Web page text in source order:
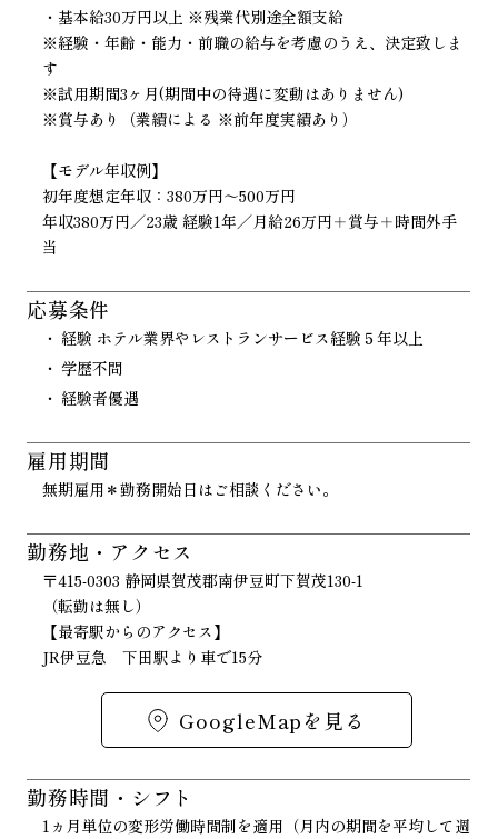
・基本給30万円以上 ※残業代別途全額支給
※経験・年齢・能力・前職の給与を考慮のうえ、決定致しま
す
※試用期間3ヶ月(期間中の待遇に変動はありません)
※賞与あり（業績による ※前年度実績あり）
【モデル年収例】
初年度想定年収：380万円～500万円
年収380万円／23歳 経験1年／月給26万円＋賞与＋時間外手
当
応募条件
経験 ホテル業界やレストランサービス経験５年以上
学歴不問
経験者優遇
雇用期間
無期雇用＊勤務開始日はご相談ください。
勤務地・アクセス
〒415-0303 静岡県賀茂郡南伊豆町下賀茂130-1
（転勤は無し）
【最寄駅からのアクセス】
JR伊豆急 下田駅より車で15分
GoogleMapを見る
勤務時間・シフト
1ヵ月単位の変形労働時間制を適用（月内の期間を平均して週